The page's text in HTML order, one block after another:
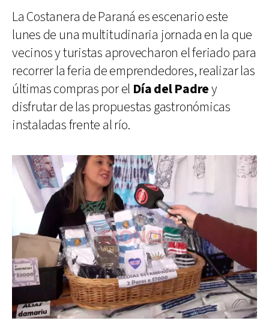
La Costanera de Paraná es escenario este
lunes de una multitudinaria jornada en la que
vecinos y turistas aprovecharon el feriado para
recorrer la feria de emprendedores, realizar las
últimas compras por el Día del Padrey
disfrutar de las propuestas gastronómicas
instaladas frente al río.